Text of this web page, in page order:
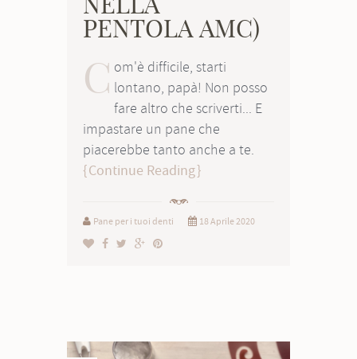
PENTOLA AMC)
C om'è difficile, starti
lontano, papà! Non posso
fare altro che scriverti... E
impastare un pane che
piacerebbe tanto anche a te.
Continue Reading
Pane per i tuoi denti 18 Aprile 2020